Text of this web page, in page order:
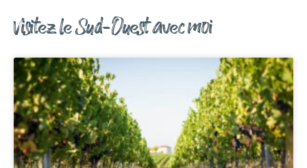
Visitez le Sud-Ouest avec moi